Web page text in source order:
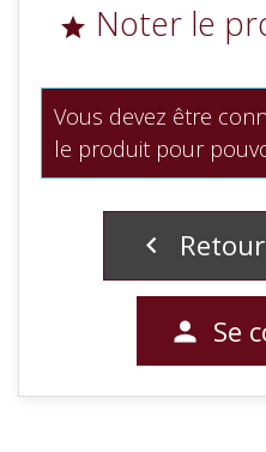
 Noter le
Vous devez être
le produit pour

 Se